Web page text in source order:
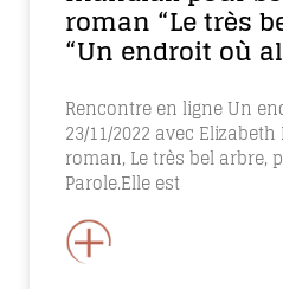
roman “Le très
“Un endroit où
Rencontre en ligne Un
23/11/2022 avec
roman, Le très bel arbre,
Parole.Elle est
+